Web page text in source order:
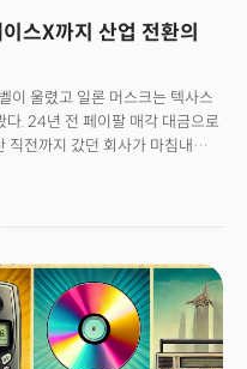
스X까지 산업 전환의
울렸고 일론 머스크는 텍사스
. 24년 전 페이팔 매각 대금으로
직전까지 갔던 회사가 마침내
사가 아니었다. 이 회사의 사명은
·머스크 조만장자 등극… “인간